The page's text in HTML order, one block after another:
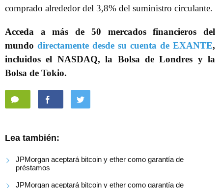
comprado alrededor del 3,8% del suministro circulante.
Acceda a más de 50 mercados financieros del
mundo directamente desde su cuenta de EXANTE,
incluidos el NASDAQ, la Bolsa de Londres y la
Bolsa de Tokio.
Lea también:
JPMorgan aceptará bitcoin y ether como garantía de
préstamos
JPMorgan aceptará bitcoin y ether como garantía de